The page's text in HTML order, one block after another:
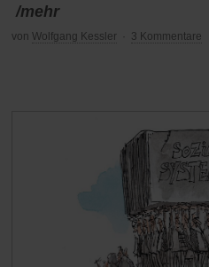
/mehr
von Wolfgang Kessler 3 Kommentare